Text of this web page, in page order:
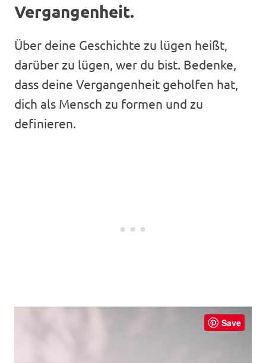
Vergangenheit.
Über deine Geschichte zu lügen heißt,
darüber zu lügen, wer du bist. Bedenke,
dass deine Vergangenheit geholfen hat,
dich als Mensch zu formen und zu
definieren.
Save